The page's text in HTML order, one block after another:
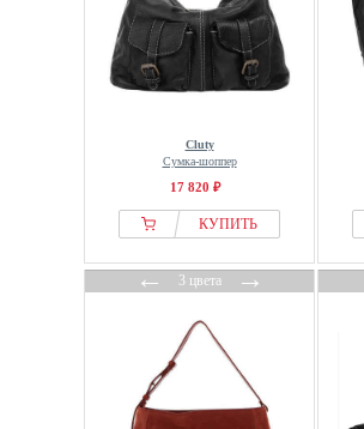
Cluty
Сумка-шоппер
17 820 ₽
КУПИТЬ
←3 цвета→